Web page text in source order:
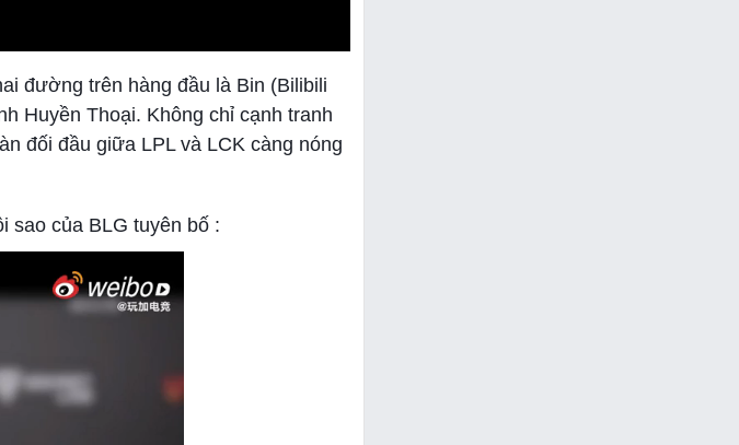
đường trên hàng đầu là Bin (Bilibili
Huyền Thoại. Không chỉ cạnh tranh
đối đầu giữa LPL và LCK càng nóng
sao của BLG tuyên bố :